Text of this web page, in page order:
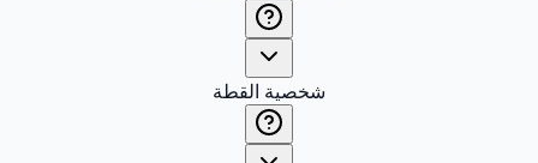
شخصية القطة